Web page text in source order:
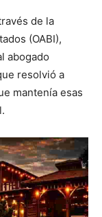
de la
(OABI),
abogado
resolvió a
mantenía esas